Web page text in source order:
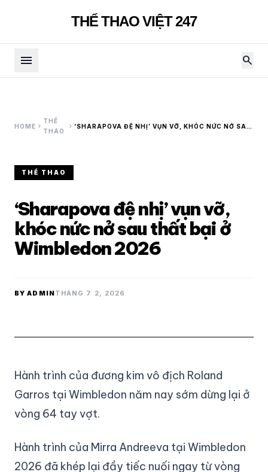
THỂ THAO VIỆT 247
menu search
HOME chevron_right
THỂ
THAO
chevron_right ‘SHARAPOVA ĐỆ NHỊ’ VỤN VỠ, KHÓC NỨC NỞ SAU
THỂ THAO
‘Sharapova đệ nhị’ vụn vỡ,
khóc nức nở sau thất bại ở
Wimbledon 2026
BY ADMINTHÁNG 7 2, 2026
Hành trình của đương kim vô địch Roland
Garros tại Wimbledon năm nay sớm dừng lại ở
vòng 64 tay vợt.
Hành trình của Mirra Andreeva tại Wimbledon
2026 đã khép lại đầy tiếc nuối ngay từ vòng